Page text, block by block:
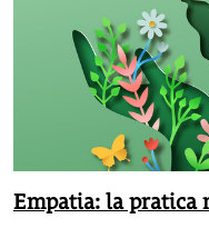
Empatia: la pratica